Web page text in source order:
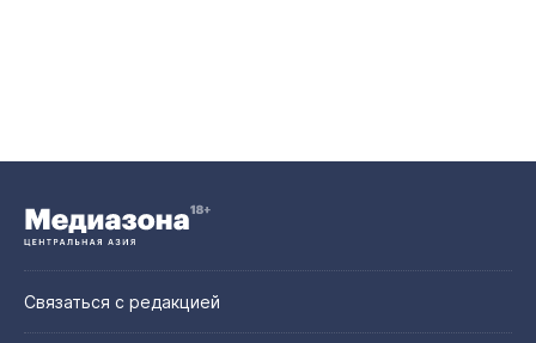
Связаться с редакцией